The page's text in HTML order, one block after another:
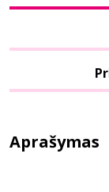
Aprašymas